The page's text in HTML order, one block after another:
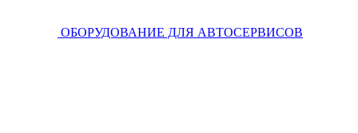
ОБОРУДОВАНИЕ ДЛЯ АВТОСЕРВИСОВ